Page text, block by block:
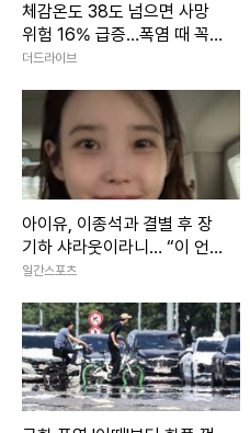
체감온도 38도 넘으면 사망
위험 16% 급증…폭염 때 꼭
지켜야 할 예방수칙
더드라이브
아이유, 이종석과 결별 후 장
기하 샤라웃이라니… “이 언
니 쿨하네”
일간스포츠